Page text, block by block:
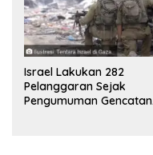
Israel Lakukan 282
Pelanggaran Sejak
Pengumuman Gencatan